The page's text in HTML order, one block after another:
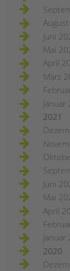
Juni
Mai
April
März
2021
Juni
Mai
April
2020